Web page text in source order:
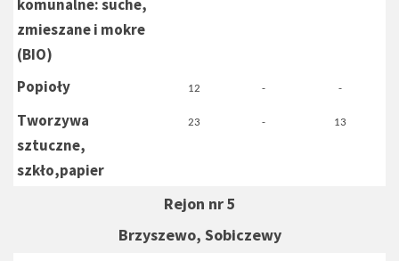
komunalne: suche,
zmieszane i mokre
(BIO)
Popioły 12 - -
Tworzywa
sztuczne,
szkło,papier
23 - 13
Rejon nr 5
Brzyszewo, Sobiczewy